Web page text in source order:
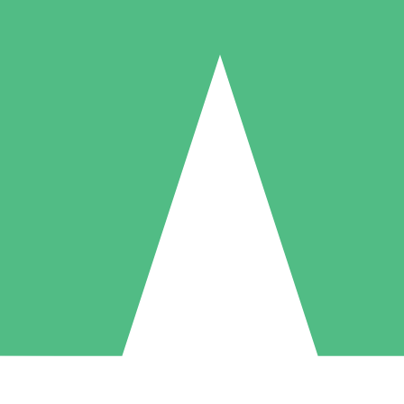
Packs de Crédits Individuels
à l'utilisation avec des crédits de téléchargement. Sans engagement
5 Téléchargements
US$